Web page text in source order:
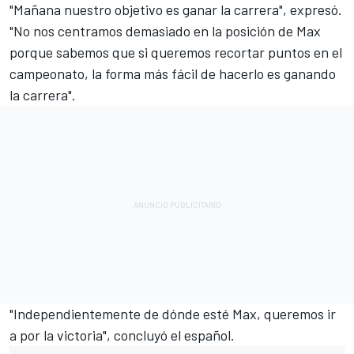
"Mañana nuestro objetivo es ganar la carrera", expresó.
"No nos centramos demasiado en la posición de Max
porque sabemos que si queremos recortar puntos en el
campeonato, la forma más fácil de hacerlo es ganando
la carrera".
"Independientemente de dónde esté Max, queremos ir
a por la victoria", concluyó el español.